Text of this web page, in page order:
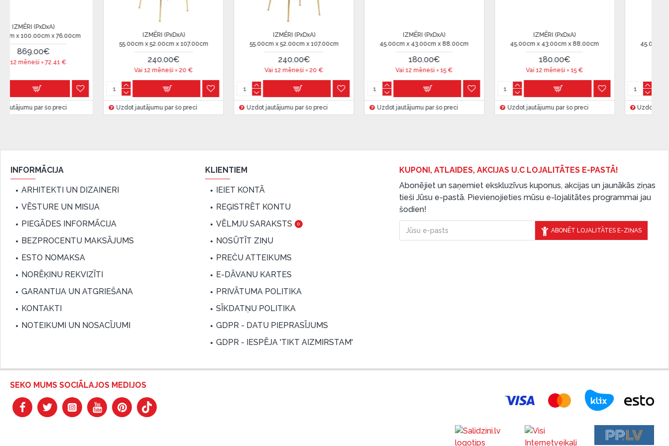
Līguma nosacījumi:
Līzinga līgumu drīkst parakstīt tikai tā persona, kura ir norādīta kredīta saņemšanas
līgumā.
Pirms kredīta noformēšanas, lūdzam iepazīties ar preču piegādes noteikumiem
kā arīgarantijas un atgriesanas noteikumiem.
IZMĒRI (PxDxA)
55.00cm x 52.00cm x 107.00cm
240.00€
Uzdot jautājumu par šo preci
IZMĒRI (PxDxA)
45.00cm x 43.00cm x 88.00cm
180.00€
Vai 12 mēneši =
Uzdot jautājumu par šo preci
IZMĒRI (PxDxA)
45.00cm x 43.00cm x 88.00cm
180.00€
Vai 12 mēneši =
Uzdot jautājumu par šo preci
IZMĒRI (PxDxA)
45.00cm x 43.00cm x 88.00cm
Vai 12 mēneši =
Uzdot jautājumu par šo preci
IZMĒRI (PxDxA)
45.00cm x 43.00cm x 88.00cm
Vai 12 mēneši =
Uzdot jautājumu par šo preci
INFORMĀCIJA
ARHITEKTI UN DIZAINERI
VĒSTURE UN MISIJA
PIEGĀDES INFORMĀCIJA
BEZPROCENTU MAKSĀJUMS
ESTO NOMAKSA
NORĒĶINU REKVIZĪTI
GARANTIJA UN ATGRIEŠANA
KONTAKTI
NOTEIKUMI UN NOSACĪJUMI
KLIENTIEM
IEIET KONTĀ
REĢISTRĒT KONTU
VĒLMJU SARAKSTS
0
NOSŪTĪT ZIŅU
PREČU ATTEIKUMS
E-DĀVANU KARTES
PRIVĀTUMA POLITIKA
SĪKDATŅU POLITIKA
GDPR - DATU PIEPRASĪJUMS
GDPR - IESPĒJA 'TIKT AIZMIRSTAM'
KUPONI, ATLAIDES, AKCIJAS U.C LOJALITĀTES E-PASTĀ!
Abonējiet un saņemiet ekskluzīvus kuponus, akcijas un jaunākās ziņas
tieši Jūsu e-pastā. Pievienojieties mūsu e-lojalitātes programmai jau
šodien!
ABONĒT LOJALITĀTES E-ZIŅAS
SEKO MUMS SOCIĀLAJOS MEDIJOS